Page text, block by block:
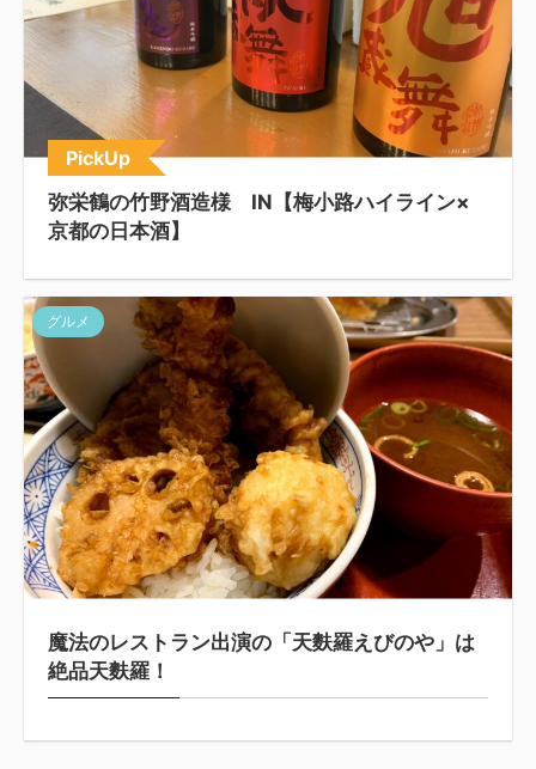
PickUp
弥栄鶴の竹野酒造様 IN【梅小路ハイライン×
京都の日本酒】
グルメ
魔法のレストラン出演の「天麩羅えびのや」は
絶品天麩羅！